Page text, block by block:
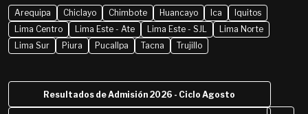
Arequipa Chiclayo Chimbote Huancayo Ica
Iquitos
Lima Centro
Lima Este - Ate Lima Este - SJL
Lima Norte
Lima Sur
Piura Pucallpa Tacna Trujillo
Resultados de Admisión 2026 - Ciclo Agosto